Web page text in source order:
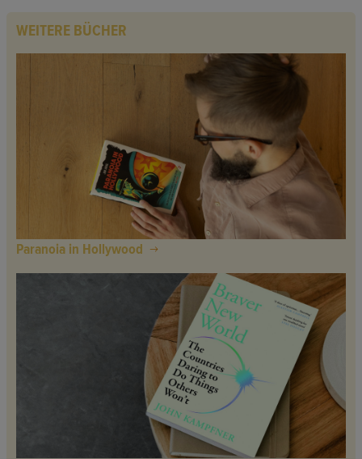
WEITERE BÜCHER
Paranoia in Hollywood